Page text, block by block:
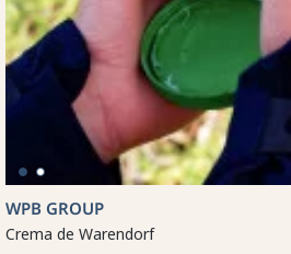
WPB GROUP
Crema de Warendorf